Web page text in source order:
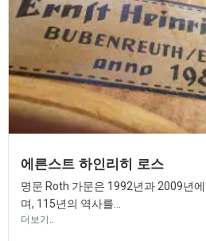
에른스트 하인리히 로스
명문 Roth 가문은 1992년과 2009년
며, 115년의 역사를...
더보기..